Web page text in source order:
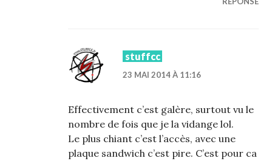
stuffcc
23 MAI 2014 À 11:16
Effectivement c’est galère, surtout vu le
nombre de fois que je la vidange lol.
Le plus chiant c’est l’accès, avec une
plaque sandwich c’est pire. C’est pour ca